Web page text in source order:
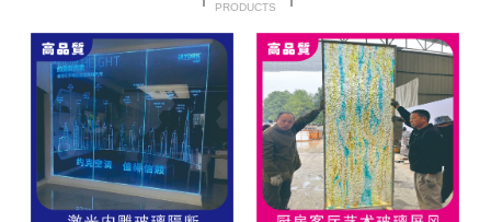
PRODUCTS